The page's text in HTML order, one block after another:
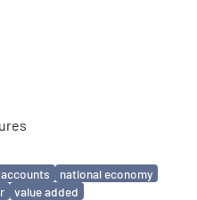
national economy
value added